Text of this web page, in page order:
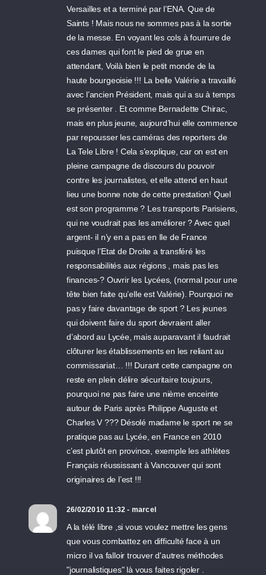
Versailles et a terminé par l’ENA. Que de
Saints ! Mais nous ne sommes pas à la sortie
de la messe. En voyant les cols à fourrure de
ces dames qui font le pied de grue en
attendant, Voilà bien le petit monde de la
haute bourgeoisie !!! La belle Valérie a travaillé
avec l’ancien Président, mais qui a su à temps
se présenter . Et comme Bernadette Chirac,
mais en plus jeune, aujourd’hui elle commence
par repousser les caméras des reporters de
La Tele Libre ! Cela s’explique, car on est en
pleine campagne de discours du pouvoir
contre les journalistes, et elle attend en haut
lieu une bonne note de cette prestation! Quel
est son programme ? Les transports Parisiens,
qui ne voudrait pas les améliorer ? Avec quel
argent- il n’y en a pas en Ile de France
puisque l’Etat de Droite a transféré les
responsabilités aux régions , mais pas les
finances-? Ouvrir les Lycées, (normal pour une
tête bien faite qu’elle est Valérie). Pourquoi ne
pas y faire davantage de sport ? Les jeunes
qui doivent faire du sport devraient aller
d’abord au Lycée, mais auparavant il faudrait
clôturer les établissements en les reliant au
commissariat… !!! Durant cette campagne on
reste en plein délire sécuritaire toujours,
pourquoi ne pas faire une nième enceinte
autour de Paris après Philippe Auguste et
Charles V ??? Désolé madame le sport ne se
pratique pas au Lycée, en France en 2010
c’est plutôt en province, exemple les athlètes
Français réussissant à Vancouver qui sont
originaires de l’est !!!
26/02/2010 11:32 - marcel
A la télé libre ,si vous voulez mettre les gens
que vous combattez en difficulté face à un
micro il va falloir trouver d'autres méthodes
"journalistiques" là vous faites rigoler .